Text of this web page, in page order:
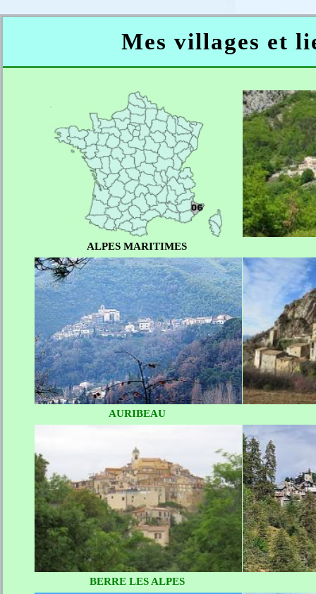
Mes villages et
ALPES MARITIMES
AURIBEAU
BERRE LES ALPES